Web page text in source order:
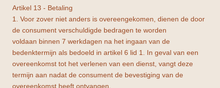
Artikel 13 - Betaling
1. Voor zover niet anders is overeengekomen, dienen de door
de consument verschuldigde bedragen te worden
voldaan binnen 7 werkdagen na het ingaan van de
bedenktermijn als bedoeld in artikel 6 lid 1. In geval van een
overeenkomst tot het verlenen van een dienst, vangt deze
termijn aan nadat de consument de bevestiging van de
overeenkomst heeft ontvangen.